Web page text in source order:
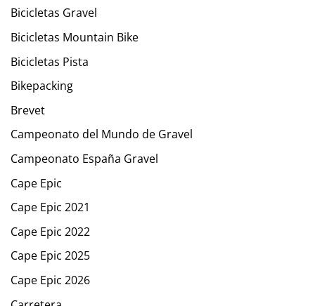
Bicicletas Gravel
Bicicletas Mountain Bike
Bicicletas Pista
Bikepacking
Brevet
Campeonato del Mundo de Gravel
Campeonato España Gravel
Cape Epic
Cape Epic 2021
Cape Epic 2022
Cape Epic 2025
Cape Epic 2026